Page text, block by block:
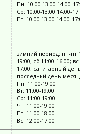
Пн: 10:00-13:00 14:00-
Ср: 10:00-13:00 14:00-17:00
Пт: 10:00-13:00 14:00-17:00
зимний период: пн-пт
19:00; сб 11:00-16:00; вс
17:00; санитарный день:
последний день месяца
Пн: 11:00-19:00
Вт: 11:00-19:00
Ср: 11:00-19:00
Чт: 11:00-19:00
Пт: 11:00-18:00
Вс: 12:00-17:00